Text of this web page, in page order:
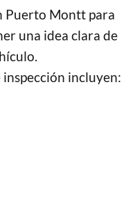
Puerto Montt para
una idea clara de
incluyen: